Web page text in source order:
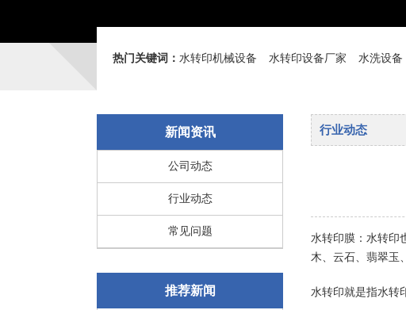
热门关键词： 水转印机械设备 水转印设备厂家 水洗设备
新闻资讯
公司动态
行业动态
常见问题
推荐新闻
行业动态
水转印膜：水转印
木、云石、翡翠玉
水转印就是指水转